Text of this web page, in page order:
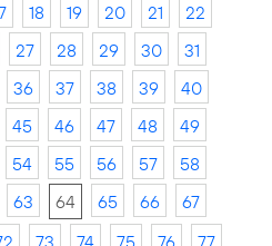
18 19 20 21
22
27 28 29 30
31
36 37 38 39
40
45 46 47 48
49
54 55 56 57
58
63 64 65 66
67
73 74 75 76
77